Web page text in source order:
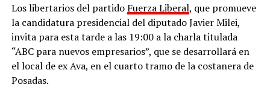
Los libertarios del partido Fuerza Liberal, que promueve
la candidatura presidencial del diputado Javier Milei,
invita para esta tarde a las 19:00 a la charla titulada
“ABC para nuevos empresarios”, que se desarrollará en
el local de ex Ava, en el cuarto tramo de la costanera de
Posadas.